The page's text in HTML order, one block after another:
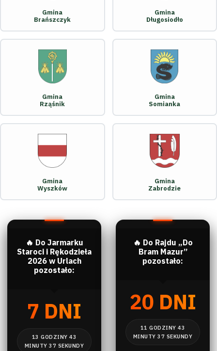
Gmina
Brańszczyk
Gmina
Długosiodło
Gmina
Rząśnik
Gmina
Somianka
Gmina
Wyszków
Gmina
Zabrodzie
🔥 Do Jarmarku
Staroci i Rękodzieła
2026 w Urlach
pozostało:
7 DNI
🔥 Do Rajdu „Do
Bram Mazur”
pozostało:
20 DNI